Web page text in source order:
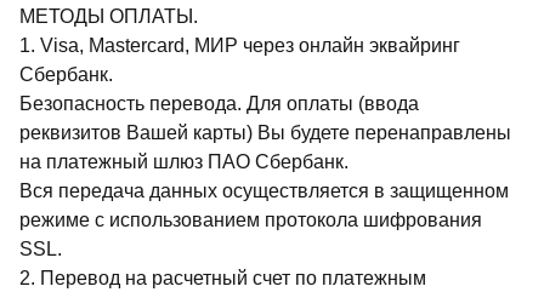
МЕТОДЫ ОПЛАТЫ.
1. Visa, Mastercard, МИР через онлайн эквайринг
Сбербанк.
Безопасность перевода. Для оплаты (ввода
реквизитов Вашей карты) Вы будете перенаправлены
на платежный шлюз ПАО Сбербанк.
Вся передача данных осуществляется в защищенном
режиме с использованием протокола шифрования
SSL.
2. Перевод на расчетный счет по платежным